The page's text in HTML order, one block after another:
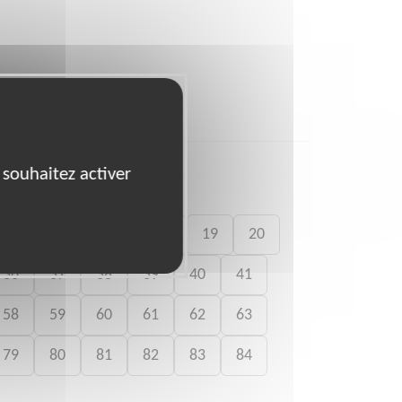
19 20
36 37 38 39 40 41
58 59 60 61 62 63
79 80 81 82 83 84
activer